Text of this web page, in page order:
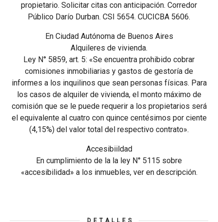
propietario. Solicitar citas con anticipación. Corredor
Público Darío Durban. CSI 5654. CUCICBA 5606.
En Ciudad Autónoma de Buenos Aires
Alquileres de vivienda.
Ley N° 5859, art. 5: «Se encuentra prohibido cobrar
comisiones inmobiliarias y gastos de gestoría de
informes a los inquilinos que sean personas físicas. Para
los casos de alquiler de vivienda, el monto máximo de
comisión que se le puede requerir a los propietarios será
el equivalente al cuatro con quince centésimos por ciente
(4,15%) del valor total del respectivo contrato».
Accesibiildad
En cumplimiento de la la ley N° 5115 sobre
«accesibilidad» a los inmuebles, ver en descripción.
DETALLES